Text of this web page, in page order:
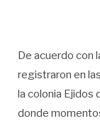
De acuerdo con
registraron en
la colonia Ejidos
donde